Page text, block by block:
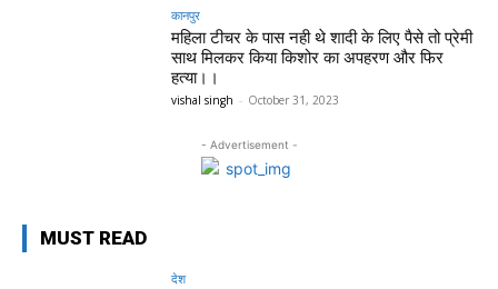
कानपुर
महिला टीचर के पास नही थे शादी के लिए पैसे तो प्रेमी
साथ मिलकर किया किशोर का अपहरण और फिर
हत्या।।
vishal singh - October 31, 2023
- Advertisement -
MUST READ
देश